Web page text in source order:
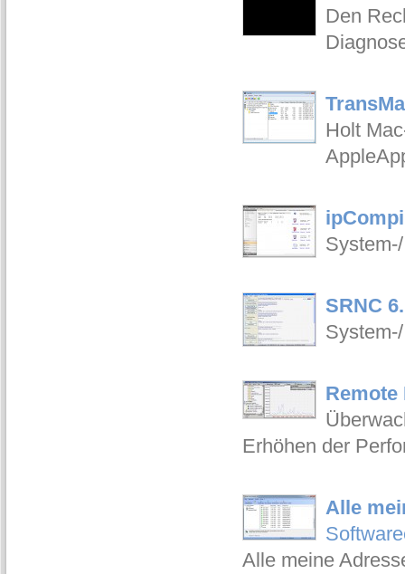
Den
Holt
SRNC
Remote
Erhöhen der
Alle
Alle meine